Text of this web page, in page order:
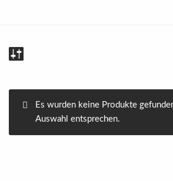
Inhalt
springen
Es wurden keine Produkte
Auswahl entsprechen.